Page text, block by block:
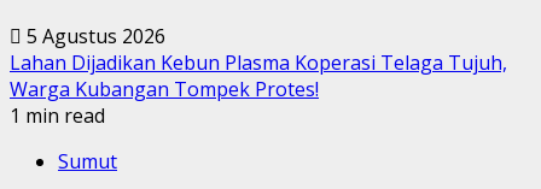
5 Agustus 2026
Lahan Dijadikan Kebun Plasma Koperasi Telaga Tujuh,
Warga Kubangan Tompek Protes!
1 min read
Sumut